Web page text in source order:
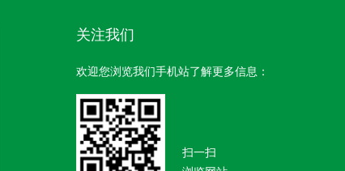
关注我们
欢迎您浏览我们手机站了解更多信息：
扫一扫